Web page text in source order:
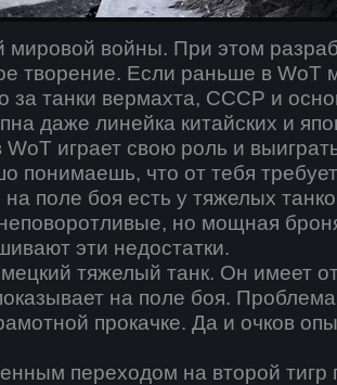
мировой войны. При этом
творение. Если раньше в WoT
за танки вермахта, СССР и
даже линейка китайских и
играет свою роль и
понимаешь, что от тебя
поле боя есть у тяжелых
но мощная
эти недостатки.
тяжелый танк. Он имеет
на поле боя. Проблема
прокачке. Да и очков
переходом на второй тигр